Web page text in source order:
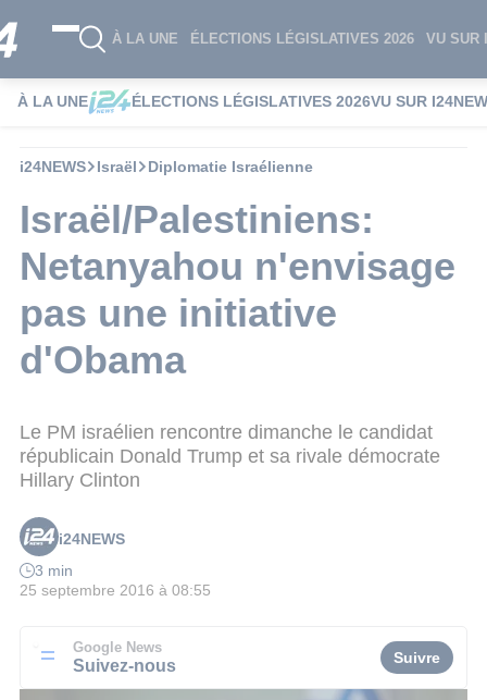
À LA UNE ÉLECTIONS LÉGISLATIVES 2026 VU SUR
À LA UNE ÉLECTIONS LÉGISLATIVES 2026VU SUR
i24NEWS Israël Diplomatie Israélienne
Israël/Palestiniens:
Netanyahou n'envisage
pas une initiative
d'Obama
Le PM israélien rencontre dimanche le candidat
républicain Donald Trump et sa rivale démocrate
Hillary Clinton
i24NEWS
3 min
25 septembre 2016 à 08:55
Google News
Suivez-nous Suivre